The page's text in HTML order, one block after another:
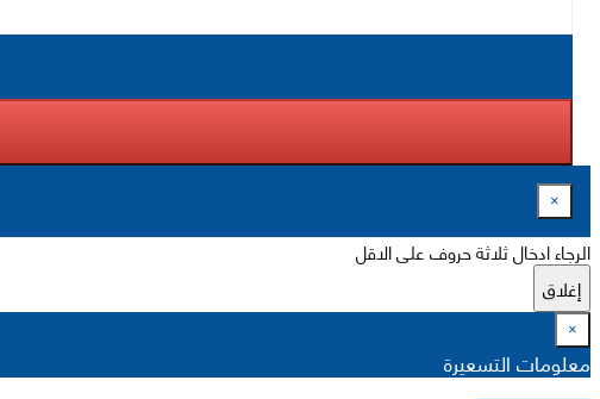
×
الرجاء ادخال ثلاثة حروف على الاقل
إغلاق
×
معلومات التسعيرة